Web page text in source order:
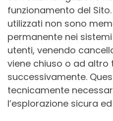
funzionamento del
utilizzati non sono
permanente nei
utenti, venendo
viene chiuso o ad altro
successivamente.
tecnicamente
l’esplorazione sicura